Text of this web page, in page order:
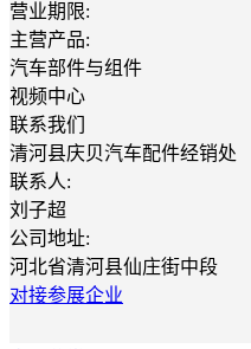
营业期限:
主营产品:
汽车部件与组件
视频中心
联系我们
清河县庆贝汽车配件经销处
联系人:
刘子超
公司地址:
河北省清河县仙庄街中段
对接参展企业